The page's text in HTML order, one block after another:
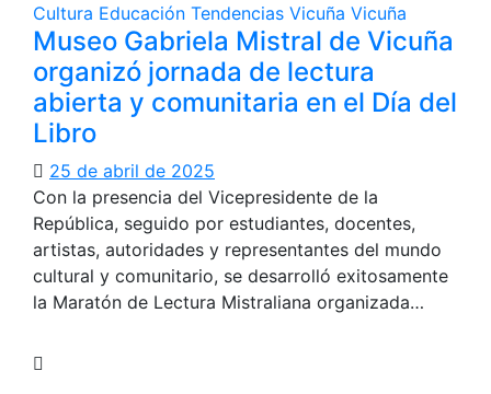
Cultura Educación Tendencias Vicuña Vicuña
Museo Gabriela Mistral de Vicuña
organizó jornada de lectura
abierta y comunitaria en el Día del
Libro
25 de abril de 2025
Con la presencia del Vicepresidente de la
República, seguido por estudiantes, docentes,
artistas, autoridades y representantes del mundo
cultural y comunitario, se desarrolló exitosamente
la Maratón de Lectura Mistraliana organizada…